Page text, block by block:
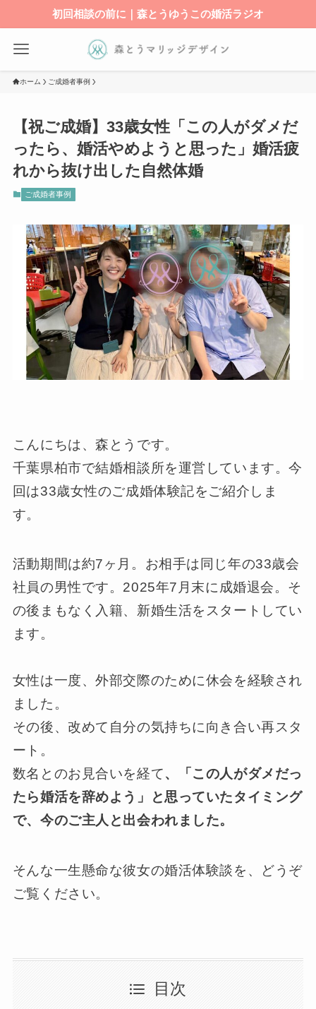
初回相談の前に｜森とうゆうこの婚活ラジオ
ホーム ご成婚者事例
【祝ご成婚】33歳女性「この人がダメだ
ったら、婚活やめようと思った」婚活疲
れから抜け出した自然体婚
ご成婚者事例
こんにちは、森とうです。
千葉県柏市で結婚相談所を運営しています。今
回は33歳女性のご成婚体験記をご紹介しま
す。
活動期間は約7ヶ月。お相手は同じ年の33歳会
社員の男性です。2025年7月末に成婚退会。そ
の後まもなく入籍、新婚生活をスタートしてい
ます。
女性は一度、外部交際のために休会を経験され
ました。
その後、改めて自分の気持ちに向き合い再スタ
ート。
数名とのお見合いを経て、「この人がダメだっ
たら婚活を辞めよう」と思っていたタイミング
で、今のご主人と出会われました。
そんな一生懸命な彼女の婚活体験談を、どうぞ
ご覧ください。
目次